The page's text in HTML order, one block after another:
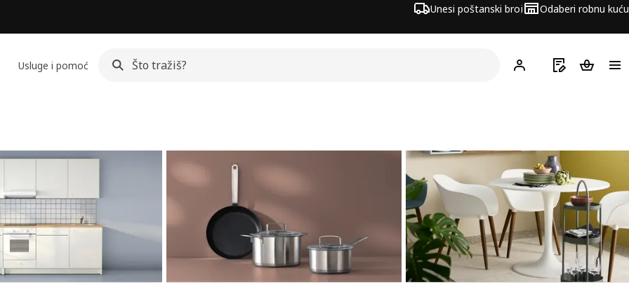
Unesi poštanski broj Odaberi robnu kuću
Usluge i pomoć Hej! Prijavi se
Popis zaKošarica